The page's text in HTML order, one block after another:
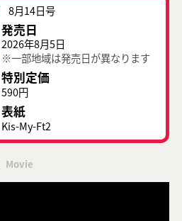
8月14日号
発売日
2026年8月5日
※一部地域は発売日が異なります
特別定価
590円
表紙
Kis-My-Ft2
Movie